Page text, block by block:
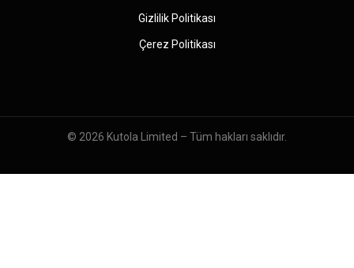
Gizlilik Politikası
Çerez Politikası
© 2026 Kutola Limited – Tüm hakları saklıdır.